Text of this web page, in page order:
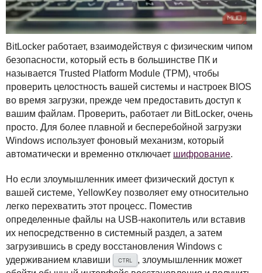
BitLocker работает, взаимодействуя с физическим чипом
безопасности, который есть в большинстве ПК и
называется Trusted Platform Module (TPM), чтобы
проверить целостность вашей системы и настроек BIOS
во время загрузки, прежде чем предоставить доступ к
вашим файлам. Проверить, работает ли BitLocker, очень
просто. Для более плавной и бесперебойной загрузки
Windows использует фоновый механизм, который
автоматически и временно отключает шифрование.
Но если злоумышленник имеет физический доступ к
вашей системе, YellowKey позволяет ему относительно
легко перехватить этот процесс. Поместив
определенные файлы на USB-накопитель или вставив
их непосредственно в системный раздел, а затем
загрузившись в среду восстановления Windows с
удерживанием клавиши
CTRL
, злоумышленник может